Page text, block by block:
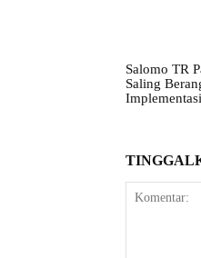
Salomo TR
Saling